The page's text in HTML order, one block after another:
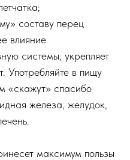
составу перец
влияние
системы, укрепляет
Употребляйте в пищу
«скажут» спасибо
железа, желудок,
максимум пользы